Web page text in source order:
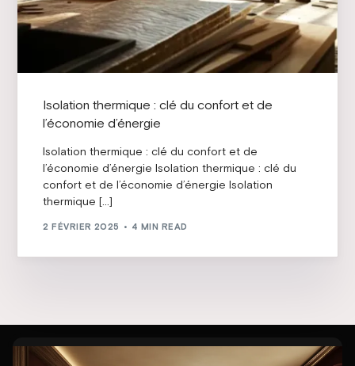
Isolation thermique : clé du confort et de
l’économie d’énergie
Isolation thermique : clé du confort et de
l’économie d’énergie Isolation thermique : clé du
confort et de l’économie d’énergie Isolation
thermique […]
2 FÉVRIER 2025 4 MIN READ